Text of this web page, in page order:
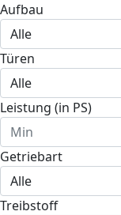
Aufbau
Türen
Leistung (in PS)
Getriebart
Treibstoff